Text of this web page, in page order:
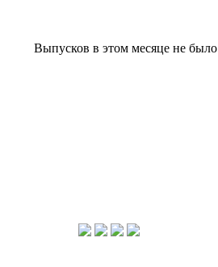
Выпусков в этом месяце не было